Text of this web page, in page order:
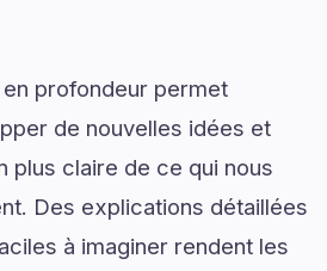
profondeur permet
de nouvelles idées et
plus claire de ce qui nous
Des explications détaillées
à imaginer rendent les